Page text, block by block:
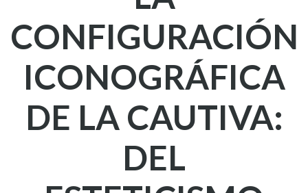
CONFIGURACIÓN
ICONOGRÁFICA
DE LA CAUTIVA:
DEL